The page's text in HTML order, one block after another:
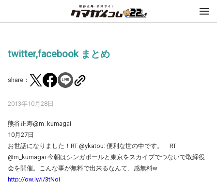
twitter,facebook まとめ
share：
2013年10月28日
熊谷正寿@m_kumagai
10月27日
お世話になりました！RT @ykatou: 便利な世の中です。 RT
@m_kumagai 今朝はシンガポールと東京をスカイプでつないで取締役
会を開催。こんな事が無料で出来るなんて、感無料w
http://ow.ly/i/3tNoi